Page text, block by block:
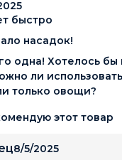
быстро
насадок!
одна! Хотелось
ли
только овощи?
этот товар
8/5/2025